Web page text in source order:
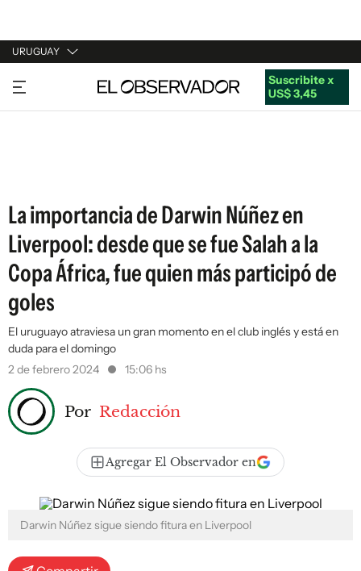
URUGUAY
URUGUAY
ARGENTINA
Suscribite x
US$ 3,45
La importancia de Darwin Núñez en
Liverpool: desde que se fue Salah a la
Copa África, fue quien más participó de
goles
El uruguayo atraviesa un gran momento en el club inglés y está en
duda para el domingo
2 de febrero 2024
15:06 hs
Por Redacción
Agregar El Observador en
Darwin Núñez sigue siendo fitura en Liverpool